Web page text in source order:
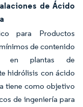
de Ácido
para Productos
de contenido
en plantas de
hidrólisis con ácido
tiene como objetivo
de ingeniería para